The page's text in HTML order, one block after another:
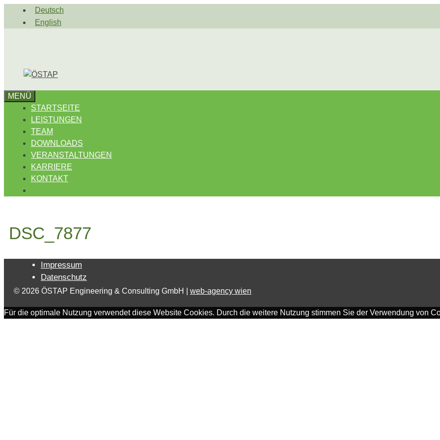
Deutsch
English
MENÜ
STARTSEITE
LEISTUNGEN
TEAM
DOWNLOADS
VERANSTALTUNGEN
KARRIERE
KONTAKT
DSC_7877
Impressum
Datenschutz
© 2026 ÖSTAP Engineering & Consulting GmbH | web-agency wien
Für die optimale Nutzung verwendet diese Website Cookies. Durch die weitere Nutzung stimmen Sie der Verwendung von